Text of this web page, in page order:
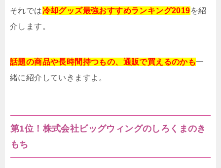
それでは冷却グッズ最強おすすめランキング2019を紹
介します。
話題の商品や長時間持つもの、通販で買えるのかも一
緒に紹介していきますよ。
第1位！株式会社ビッグウィングのしろくまのき
もち